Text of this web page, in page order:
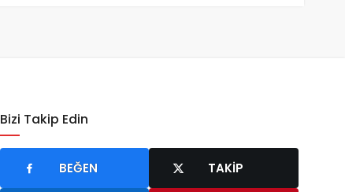
Bizi Takip Edin
BEĞEN TAKIP